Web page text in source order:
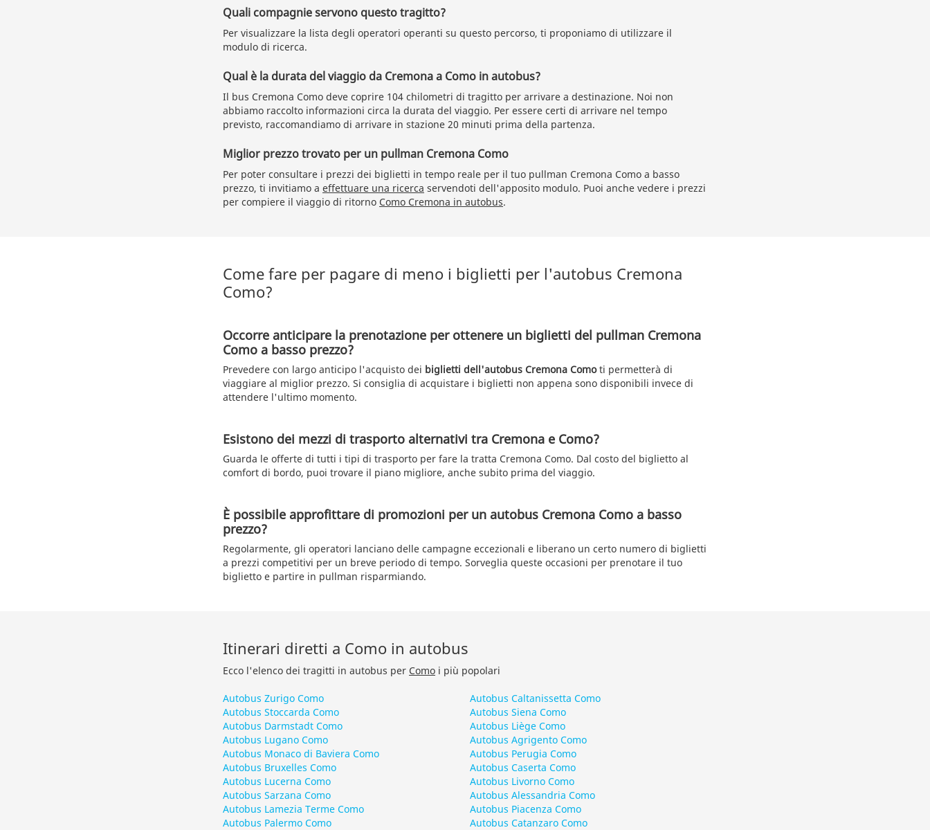
Quali compagnie servono questo tragitto?
Per visualizzare la lista degli operatori operanti su questo percorso, ti proponiamo di utilizzare il
modulo di ricerca.
Qual è la durata del viaggio da Cremona a Como in autobus?
Il bus Cremona Como deve coprire 104 chilometri di tragitto per arrivare a destinazione. Noi non
abbiamo raccolto informazioni circa la durata del viaggio. Per essere certi di arrivare nel tempo
previsto, raccomandiamo di arrivare in stazione 20 minuti prima della partenza.
Miglior prezzo trovato per un pullman Cremona Como
Per poter consultare i prezzi dei biglietti in tempo reale per il tuo pullman Cremona Como a basso
prezzo, ti invitiamo a effettuare una ricerca servendoti dell'apposito modulo. Puoi anche vedere i prezzi
per compiere il viaggio di ritorno Como Cremona in autobus.
Come fare per pagare di meno i biglietti per l'autobus Cremona
Como?
Occorre anticipare la prenotazione per ottenere un biglietti del pullman Cremona
Como a basso prezzo?
Prevedere con largo anticipo l'acquisto dei biglietti dell'autobus Cremona Comoti permetterà di
viaggiare al miglior prezzo. Si consiglia di acquistare i biglietti non appena sono disponibili invece di
attendere l'ultimo momento.
Esistono dei mezzi di trasporto alternativi tra Cremona e Como?
Guarda le offerte di tutti i tipi di trasporto per fare la tratta Cremona Como. Dal costo del biglietto al
comfort di bordo, puoi trovare il piano migliore, anche subito prima del viaggio.
È possibile approfittare di promozioni per un autobus Cremona Como a basso
prezzo?
Regolarmente, gli operatori lanciano delle campagne eccezionali e liberano un certo numero di biglietti
a prezzi competitivi per un breve periodo di tempo. Sorveglia queste occasioni per prenotare il tuo
biglietto e partire in pullman risparmiando.
Itinerari diretti a Como in autobus
Ecco l'elenco dei tragitti in autobus per Como i più popolari
Autobus Zurigo Como
Autobus Stoccarda Como
Autobus Darmstadt Como
Autobus Lugano Como
Autobus Monaco di Baviera Como
Autobus Bruxelles Como
Autobus Lucerna Como
Autobus Sarzana Como
Autobus Lamezia Terme Como
Autobus Palermo Como
Autobus Caltanissetta Como
Autobus Siena Como
Autobus Liège Como
Autobus Agrigento Como
Autobus Perugia Como
Autobus Caserta Como
Autobus Livorno Como
Autobus Alessandria Como
Autobus Piacenza Como
Autobus Catanzaro Como